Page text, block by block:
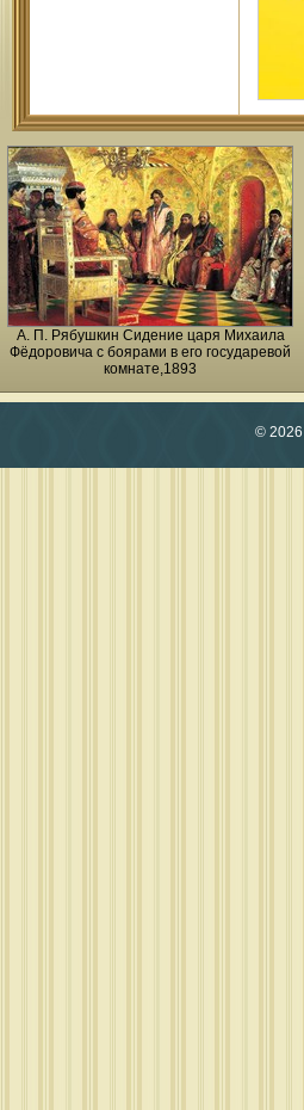
А. П. Рябушкин Сидение царя Михаила
Фёдоровича с боярами в его государевой
комнате,1893
© 2026